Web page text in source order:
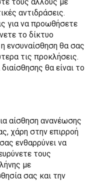
αντιδράσεις.
για να προωθήσετε
το δίκτυο
ενσυναίσθηση θα σας
τις προκλήσεις.
θα είναι το
αίσθηση ανανέωσης
χάρη στην επιρροή
ενθαρρύνει να
τους
με
σας και την